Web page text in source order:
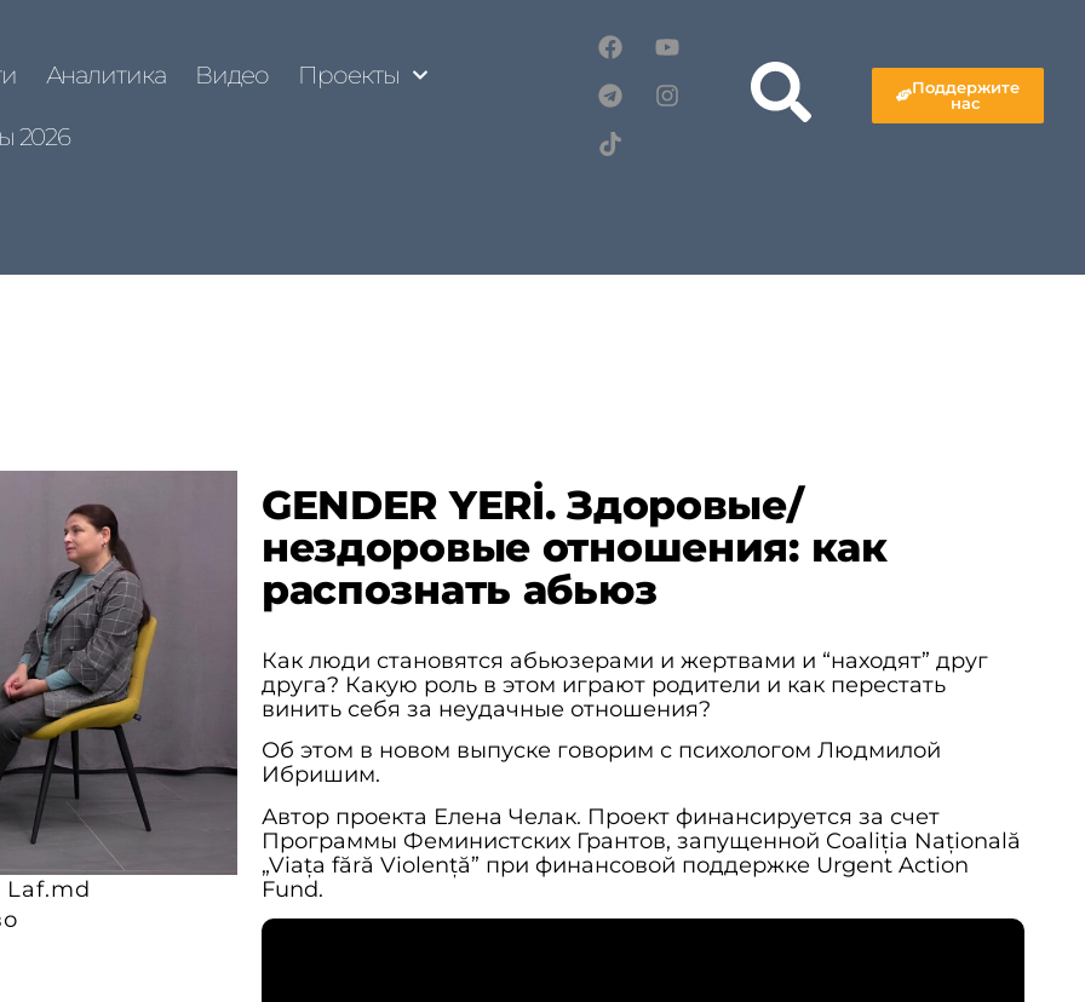
Аналитика Видео Проекты
2026
Поддержите
нас
Laf.md
GENDER YERİ. Здоровые/
нездоровые отношения: как
распознать абьюз
Как люди становятся абьюзерами и жертвами и “находят” друг
друга? Какую роль в этом играют родители и как перестать
винить себя за неудачные отношения?
Об этом в новом выпуске говорим с психологом Людмилой
Ибришим.
Автор проекта Елена Челак. Проект финансируется за счет
Программы Феминистских Грантов, запущенной Coaliția Națională
„Viața fără Violență” при финансовой поддержке Urgent Action
Fund.